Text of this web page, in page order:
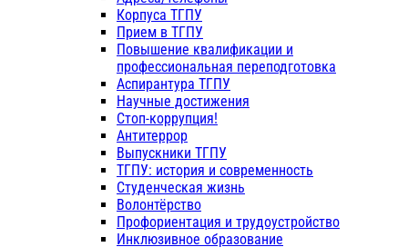
Корпуса ТГПУ
Прием в ТГПУ
Повышение квалификации и
профессиональная переподготовка
Аспирантура ТГПУ
Научные достижения
Стоп-коррупция!
Антитеррор
Выпускники ТГПУ
ТГПУ: история и современность
Студенческая жизнь
Волонтёрство
Профориентация и трудоустройство
Инклюзивное образование